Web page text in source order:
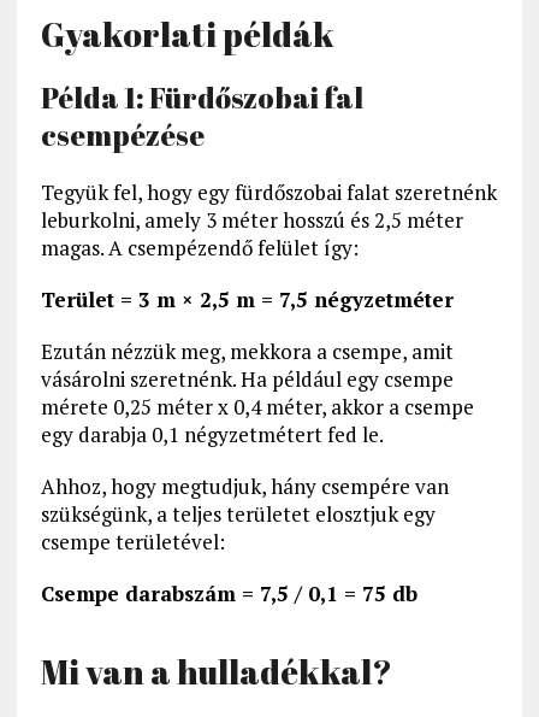
Gyakorlati példák
Példa 1: Fürdőszobai fal
csempézése
Tegyük fel, hogy egy fürdőszobai falat szeretnénk
leburkolni, amely 3 méter hosszú és 2,5 méter
magas. A csempézendő felület így:
Terület = 3 m × 2,5 m = 7,5 négyzetméter
Ezután nézzük meg, mekkora a csempe, amit
vásárolni szeretnénk. Ha például egy csempe
mérete 0,25 méter x 0,4 méter, akkor a csempe
egy darabja 0,1 négyzetmétert fed le.
Ahhoz, hogy megtudjuk, hány csempére van
szükségünk, a teljes területet elosztjuk egy
csempe területével:
Csempe darabszám = 7,5 / 0,1 = 75 db
Mi van a hulladékkal?